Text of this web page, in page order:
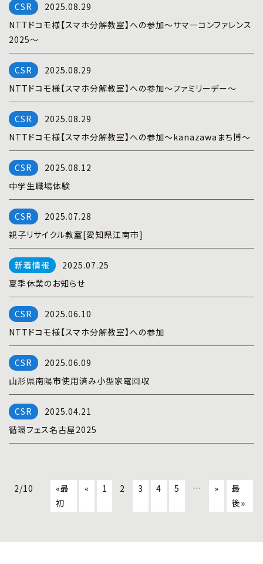
2025.08.29
NTTドコモ様【スマホ分解教室】への参加～サマーコンファレンス
2025～
2025.08.29
NTTドコモ様【スマホ分解教室】への参加～ファミリーデー～
2025.08.29
NTTドコモ様【スマホ分解教室】への参加～kanazawaまち博～
2025.08.12
中学生職場体験
2025.07.28
親子リサイクル教室[愛知県江南市]
2025.07.25
夏季休業のお知らせ
2025.06.10
NTTドコモ様【スマホ分解教室】への参加
2025.06.09
山形県南陽市使用済み小型家電回収
2025.04.21
循環フェス名古屋2025
2/10
«最
初
« 1 2 3 4 5 … »
最
後»